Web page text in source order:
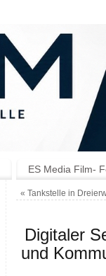
ES Media Film-
« Tankstelle in
Digitaler
und